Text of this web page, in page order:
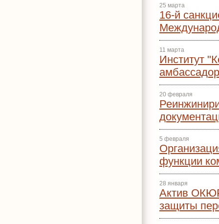
25 марта
16-й
11 марта
Институт
20 февраля
5 февраля
функции
28 января
Актив
защиты